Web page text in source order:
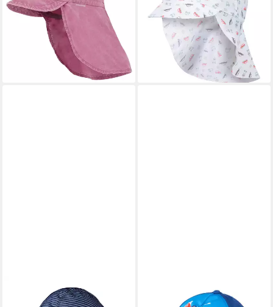
UV (1-St)
lieferbar - in 4-5 Werktagen bei dir
Sommer Baby mit
Nackenschutz
22,90 €
lieferbar - in 3-4 Werktagen bei dir
Schirmmütze GOTS MINI-
Schirmmütze PAW PATROL